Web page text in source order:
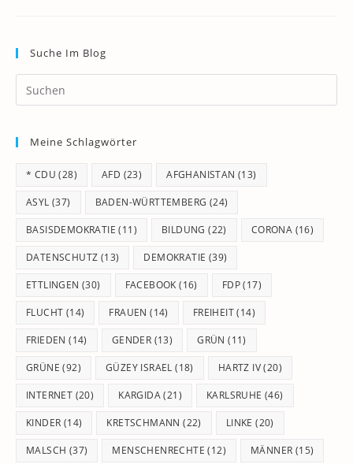
Suche Im Blog
Meine Schlagwörter
* CDU (28) AFD (23) AFGHANISTAN (13)
ASYL (37) BADEN-WÜRTTEMBERG (24)
BASISDEMOKRATIE (11) BILDUNG (22) CORONA (16)
DATENSCHUTZ (13) DEMOKRATIE (39)
ETTLINGEN (30) FACEBOOK (16) FDP(17)
FLUCHT (14) FRAUEN (14) FREIHEIT(14)
FRIEDEN (14) GENDER (13) GRÜN (11)
GRÜNE (92) GÜZEY ISRAEL (18) HARTZ IV(20)
INTERNET (20) KARGIDA(21) KARLSRUHE (46)
KINDER (14) KRETSCHMANN (22) LINKE (20)
MALSCH (37) MENSCHENRECHTE (12) MÄNNER (15)